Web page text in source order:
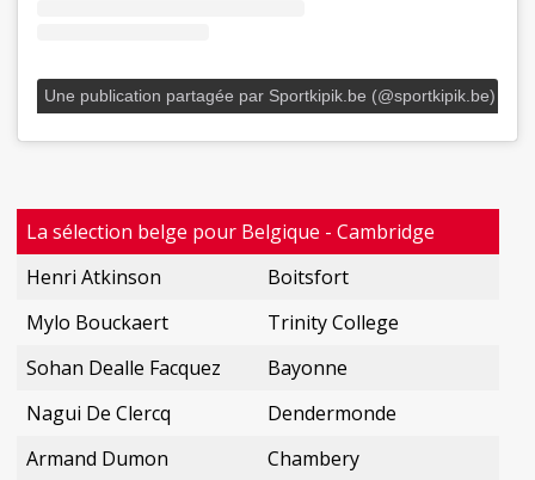
Une publication partagée par Sportkipik.be (@sportkipik.be)
La sélection belge pour Belgique - Cambridge
Henri Atkinson
Boitsfort
Mylo Bouckaert
Trinity College
Sohan Dealle Facquez
Bayonne
Nagui De Clercq
Dendermonde
Armand Dumon
Chambery